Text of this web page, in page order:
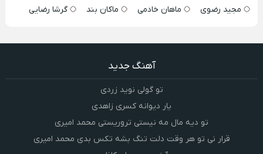
مجید رضوی
ماهان خادمی ماکان بند گرشا رضایی
آهنگ جدید
تو گولی نوید زردی
یار دیوانه کسری زاهدی
تو دیه مال مه نیستی تروریستی محمد امیری
قرار نی تو هر وقت دلت تنگ بشه تکس بدی محمد امیری